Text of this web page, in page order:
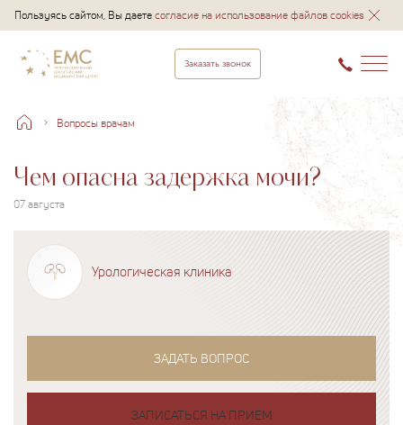
Пользуясь сайтом, Вы даетесогласие на использование файлов cookies
Заказать звонок
Вопросы врачам
Чем опасна задержка мочи?
07 августа
Урологическая клиника
ЗАДАТЬ ВОПРОС
ЗАПИСАТЬСЯ НА ПРИЕМ